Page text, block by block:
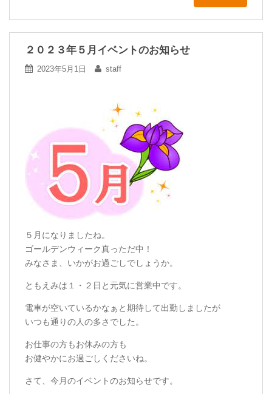
２０２３年５月イベントのお知らせ
2023年5月1日 staff
５月になりましたね。
ゴールデンウィーク真っただ中！
みなさま、いかがお過ごしでしょうか。
ともえみは１・２日と元気に営業中です。
電車が空いているかなぁと期待して出勤しましたが
いつも通りの人の多さでした。
お仕事の方もお休みの方も
お健やかにお過ごしくださいね。
さて、今月のイベントのお知らせです。